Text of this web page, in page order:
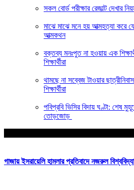
সকল বোর্ড পরীক্ষার রেজাল্ট দেখার
মাঝে মাঝে মনে হয় আত্মহত্যা করে
আত্মকথন
বক্তব্য মনঃপুত না হওয়ায় এক
শিক্ষার্থীরা
থামছে না সব্বেজ টাওয়ার
শিক্ষার্থীরা
পবিপ্রবি ভিসির বিদায় ঘণ্টা: শেষ
তোড়জোড়
গাজায় ইসরায়েলি হামলার প্রতিবাদে নজরুল